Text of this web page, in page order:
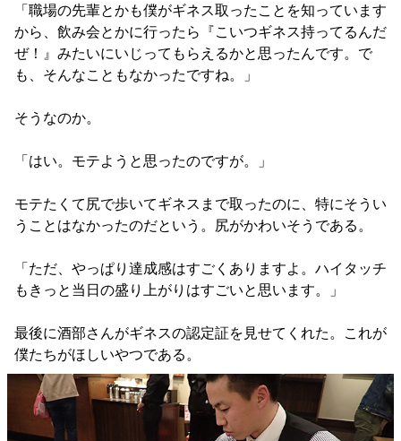
「職場の先輩とかも僕がギネス取ったことを知っています
から、飲み会とかに行ったら『こいつギネス持ってるんだ
ぜ！』みたいにいじってもらえるかと思ったんです。で
も、そんなこともなかったですね。」
そうなのか。
「はい。モテようと思ったのですが。」
モテたくて尻で歩いてギネスまで取ったのに、特にそうい
うことはなかったのだという。尻がかわいそうである。
「ただ、やっぱり達成感はすごくありますよ。ハイタッチ
もきっと当日の盛り上がりはすごいと思います。」
最後に酒部さんがギネスの認定証を見せてくれた。これが
僕たちがほしいやつである。